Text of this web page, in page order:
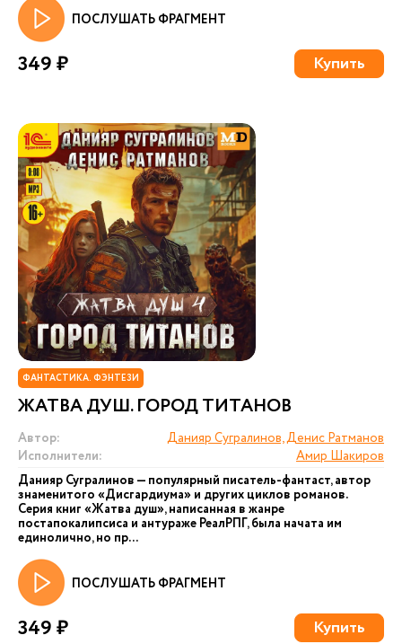
ПОСЛУШАТЬ ФРАГМЕНТ
349 ₽ Купить
ФАНТАСТИКА. ФЭНТЕЗИ
ЖАТВА ДУШ. ГОРОД ТИТАНОВ
Автор:
Данияр Сугралинов, Денис Ратманов
Исполнители:
Амир Шакиров
Данияр Сугралинов — популярный писатель-фантаст, автор
знаменитого «Дисгардиума» и других циклов романов.
Серия книг «Жатва душ», написанная в жанре
постапокалипсиса и антураже РеалРПГ, была начата им
единолично, но пр...
ПОСЛУШАТЬ ФРАГМЕНТ
349 ₽ Купить